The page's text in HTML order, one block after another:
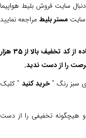
سایت فروش بلیط هواپیما
سایت مستر بلیط مراجعه نمایید
اگر می‌خواهید بلیط چارتری هواپیما از سامانه مستر بلیط تهیه نمایید، می‌توانید با استفاده از کد تخفیف بالا از 35 هزار
را از دست ندید.
سبز رنگ ”خرید کنید ” کلیک
هیچگونه تخفیفی را از دست